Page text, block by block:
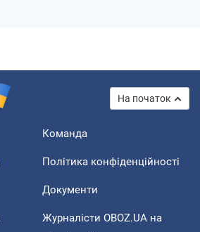
На початок
Команда
Політика конфіденційності
Документи
Журналісти OBOZ.UA на